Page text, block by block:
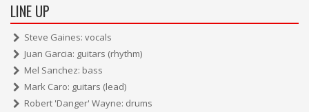
LINE UP
Steve Gaines: vocals
Juan Garcia: guitars (rhythm)
Mel Sanchez: bass
Mark Caro: guitars (lead)
Robert 'Danger' Wayne: drums